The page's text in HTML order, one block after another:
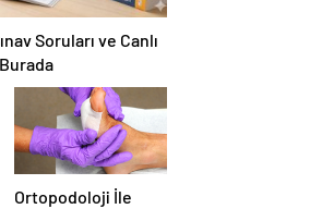
Soruları ve Canlı
Ortopodoloji İle